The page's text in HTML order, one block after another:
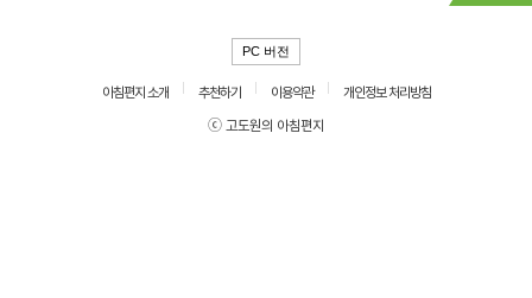
PC 버전
아침편지 소개 추천하기 이용약관
개인정보 처리방침
ⓒ 고도원의 아침편지